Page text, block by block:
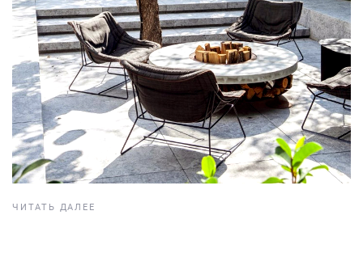
ЧИТАТЬ ДАЛЕЕ